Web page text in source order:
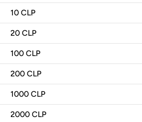
10 CLP
20 CLP
100 CLP
200 CLP
1000 CLP
2000 CLP